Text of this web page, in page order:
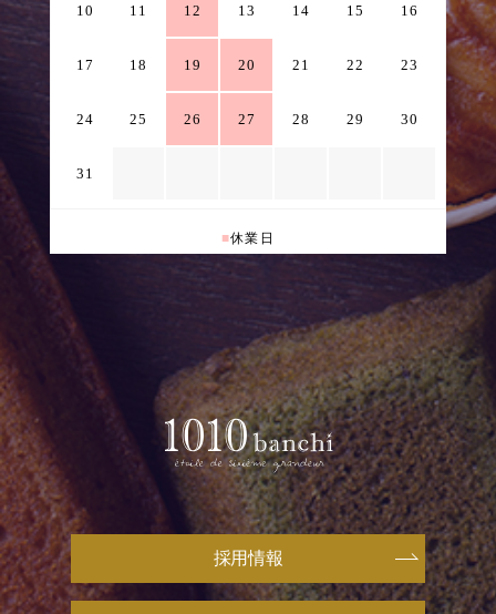
10 11 12 13 14 15 16
17 18 19 20 21 22 23
24 25 26 27 28 29 30
31
■休業日
採用情報